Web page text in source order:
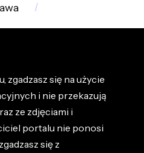
się na użycie
i nie przekazują
ze zdjęciami i
portalu nie ponosi
się z